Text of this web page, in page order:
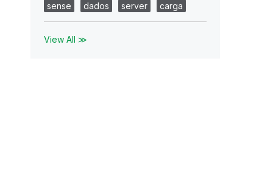
sense
dados server carga
View All ≫